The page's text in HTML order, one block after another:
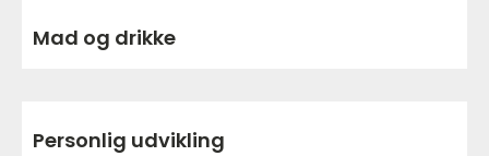
Mad og drikke
Personlig udvikling